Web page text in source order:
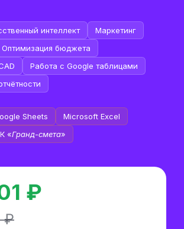
интеллект
Маркетинг
Оптимизация бюджета
Работа с Google таблицами
Sheets
Microsoft Excel
«Гранд-смета»
₽
₽